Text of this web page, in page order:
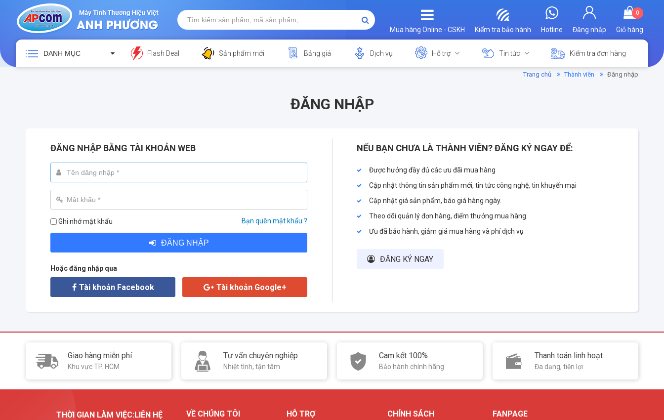
0
Giỏ hàng
Đăng nhập
Hotline
Kiểm tra bảo hành
Mua hàng Online - CSKH
DANH MỤC Flash Deal Sản phẩm mới Bảng giá Dịch vụ Hỗ trợ Tin tức Kiểm tra đơn hàng
Trang chủ Thành viên Đăng nhập
ĐĂNG NHẬP
ĐĂNG NHẬP BẰNG TÀI KHOẢN WEB
Ghi nhớ mật khẩu Bạn quên mật khẩu ?
ĐĂNG NHẬP
Hoặc đăng nhập qua
Tài khoản Facebook Tài khoản Google+
NẾU BẠN CHƯA LÀ THÀNH VIÊN? ĐĂNG KÝ NGAY ĐỂ:
Được hưởng đầy đủ các ưu đãi mua hàng
Cập nhật thông tin sản phẩm mới, tin tức công nghệ, tin khuyến mại
Cập nhật giá sản phẩm, báo giá hàng ngày.
Theo dõi quản lý đơn hàng, điểm thưởng mua hàng.
Ưu đã bảo hành, giảm giá mua hàng và phí dịch vụ
ĐĂNG KÝ NGAY
Giao hàng miễn phí
Khu vực TP. HCM
Tư vấn chuyên nghiệp
Nhiệt tình, tận tâm
Cam kết 100%
Bảo hành chính hãng
Thanh toán linh hoạt
Đa dạng, tiện lợi
THỜI GIAN LÀM VIỆC:LIÊN HỆ
VỀ CHÚNG TÔI HỖ TRỢ CHÍNH SÁCH FANPAGE